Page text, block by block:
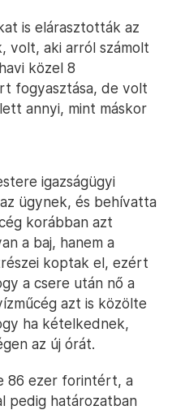
is elárasztották az
volt, aki arról számolt
közel 8
fogyasztása, de volt
annyi, mint máskor
igazságügyi
ügynek, és behívatta
korábban azt
a baj, hanem a
koptak el, ezért
a csere után nő a
azt is közölte
ha kételkednek,
az új órát.
86 ezer forintért, a
pedig határozatban